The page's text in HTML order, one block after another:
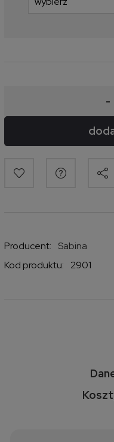
-
Producent:
Sabina
Kod produktu:
2901
Cena nie zawiera